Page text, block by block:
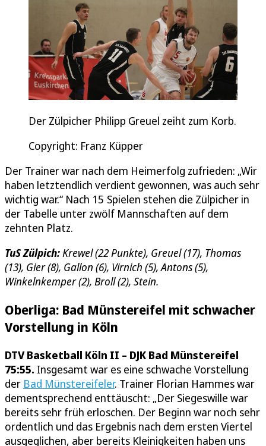
Der Zülpicher Philipp Greuel zeiht zum Korb.
Copyright: Franz Küpper
Der Trainer war nach dem Heimerfolg zufrieden: „Wir
haben letztendlich verdient gewonnen, was auch sehr
wichtig war.“ Nach 15 Spielen stehen die Zülpicher in
der Tabelle unter zwölf Mannschaften auf dem
zehnten Platz.
TuS Zülpich:Krewel (22 Punkte), Greuel (17), Thomas
(13), Gier (8), Gallon (6), Virnich (5), Antons (5),
Winkelnkemper (2), Broll (2), Stein.
Oberliga: Bad Münstereifel mit schwacher
Vorstellung in Köln
DTV Basketball Köln II – DJK Bad Münstereifel
75:55. Insgesamt war es eine schwache Vorstellung
der Bad Münstereifeler. Trainer Florian Hammes war
dementsprechend enttäuscht: „Der Siegeswille war
bereits sehr früh erloschen. Der Beginn war noch sehr
ordentlich und das Ergebnis nach dem ersten Viertel
ausgeglichen, aber bereits Kleinigkeiten haben uns